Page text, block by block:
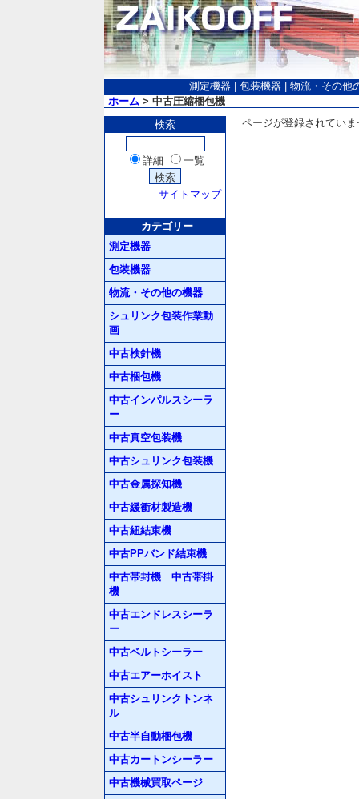
測定機器 包装機器
物流・その他
ホーム > 中古圧縮梱包機
検索
詳細 一覧
サイトマップ
カテゴリー
測定機器
包装機器
物流・その他の機器
シュリンク包装作業動
画
中古検針機
中古梱包機
中古インパルスシーラ
ー
中古真空包装機
中古シュリンク包装機
中古金属探知機
中古緩衝材製造機
中古紐結束機
中古PPバンド結束機
中古帯封機 中古帯掛
機
中古エンドレスシーラ
ー
中古ベルトシーラー
中古エアーホイスト
中古シュリンクトンネ
ル
中古半自動梱包機
中古カートンシーラー
中古機械買取ページ
ページが登録されていま